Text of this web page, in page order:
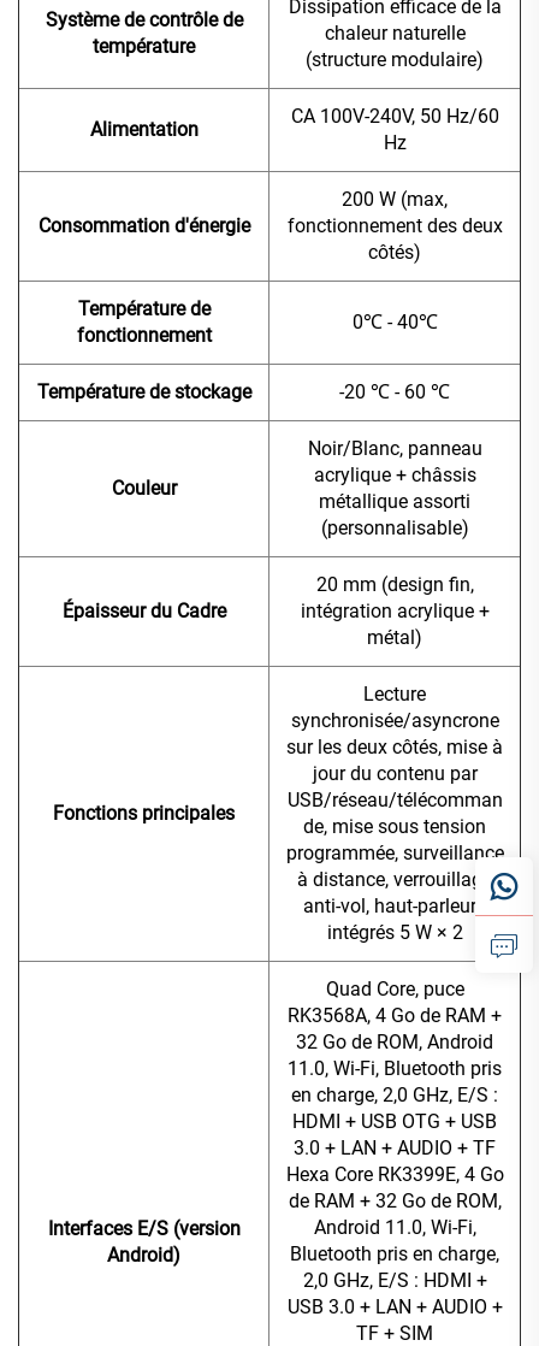
Système de contrôle de
température
Dissipation efficace de la
chaleur naturelle
(structure modulaire)
Alimentation
CA 100V-240V, 50 Hz/60
Hz
Consommation d'énergie
200 W (max,
fonctionnement des deux
côtés)
Température de
fonctionnement
0℃ - 40℃
Température de stockage -20 ℃ - 60 ℃
Couleur
Noir/Blanc, panneau
acrylique + châssis
métallique assorti
(personnalisable)
Épaisseur du Cadre
20 mm (design fin,
intégration acrylique +
métal)
Fonctions principales
Lecture
synchronisée/asyncrone
sur les deux côtés, mise à
jour du contenu par
USB/réseau/télécomman
de, mise sous tension
programmée, surveillance
à distance, verrouillage
anti-vol, haut-parleurs
intégrés 5 W × 2
Interfaces E/S (version
Android)
Quad Core, puce
RK3568A, 4 Go de RAM +
32 Go de ROM, Android
11.0, Wi-Fi, Bluetooth pris
en charge, 2,0 GHz, E/S :
HDMI + USB OTG + USB
3.0 + LAN + AUDIO + TF
Hexa Core RK3399E, 4 Go
de RAM + 32 Go de ROM,
Android 11.0, Wi-Fi,
Bluetooth pris en charge,
2,0 GHz, E/S : HDMI +
USB 3.0 + LAN + AUDIO +
TF + SIM